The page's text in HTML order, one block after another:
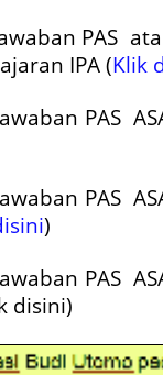
PAS
IPA (Klik
PAS
PAS
)
PAS
disini)